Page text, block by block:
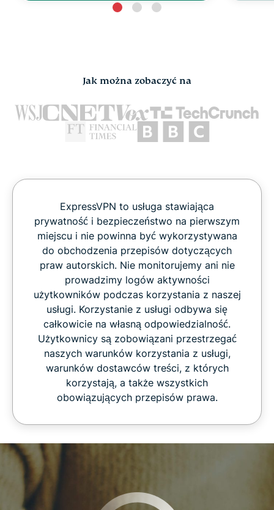
Jak można zobaczyć na
ExpressVPN to usługa stawiająca
prywatność i bezpieczeństwo na pierwszym
miejscu i nie powinna być wykorzystywana
do obchodzenia przepisów dotyczących
praw autorskich. Nie monitorujemy ani nie
prowadzimy logów aktywności
użytkowników podczas korzystania z naszej
usługi. Korzystanie z usługi odbywa się
całkowicie na własną odpowiedzialność.
Użytkownicy są zobowiązani przestrzegać
naszych warunków korzystania z usługi,
warunków dostawców treści, z których
korzystają, a także wszystkich
obowiązujących przepisów prawa.